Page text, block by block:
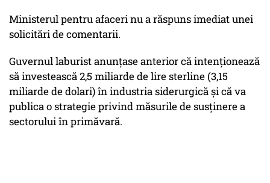
Ministerul pentru afaceri nu a răspuns imediat unei
solicitări de comentarii.
Guvernul laburist anunțase anterior că intenționează
să investească 2,5 miliarde de lire sterline (3,15
miliarde de dolari) în industria siderurgică și că va
publica o strategie privind măsurile de susținere a
sectorului în primăvară.